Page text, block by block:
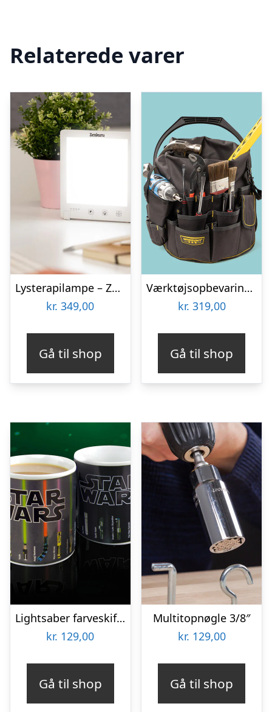
Relaterede varer
Lysterapilampe – Zenkuru
kr. 349,00
Gå til shop
Værktøjsopbevaring til spand
kr. 319,00
Gå til shop
Lightsaber farveskiftende krus
kr. 129,00
Gå til shop
Multitopnøgle 3/8″
kr. 129,00
Gå til shop